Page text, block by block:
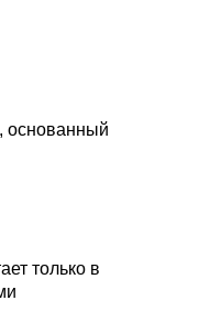
основанный
только в